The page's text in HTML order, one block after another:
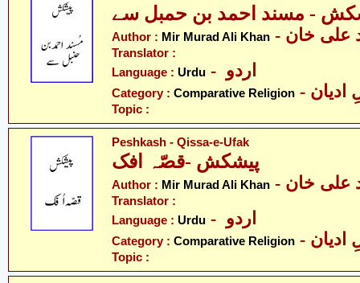
- مسند احمد بن حمبل سے
Author : Mir Murad Ali Khan علی خان
Translator :
Language : Urdu
Category : Comparative Religion ادیان
Topic :
Peshkash - Qissa-e-Ufak
پیشکش -قصّہ افک
Author : Mir Murad Ali Khan علی خان
Translator :
Language : Urdu
Category : Comparative Religion ادیان
Topic :